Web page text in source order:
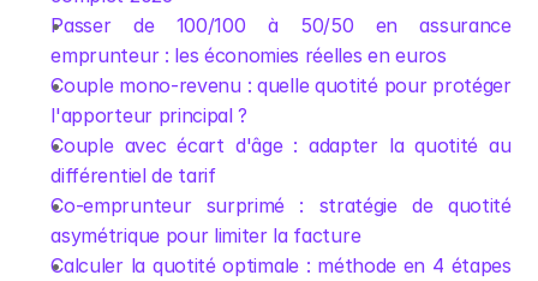
Passer de 100/100 à 50/50 en assurance
emprunteur : les économies réelles en euros
Couple mono-revenu : quelle quotité pour protéger
l'apporteur principal ?
Couple avec écart d'âge : adapter la quotité au
différentiel de tarif
Co-emprunteur surprimé : stratégie de quotité
asymétrique pour limiter la facture
Calculer la quotité optimale : méthode en 4 étapes